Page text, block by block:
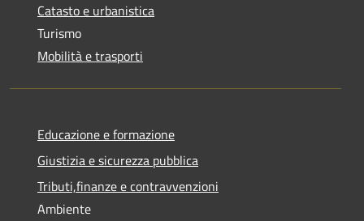
Catasto e urbanistica
Turismo
Mobilità e trasporti
Educazione e formazione
Giustizia e sicurezza pubblica
Tributi,finanze e contravvenzioni
Ambiente